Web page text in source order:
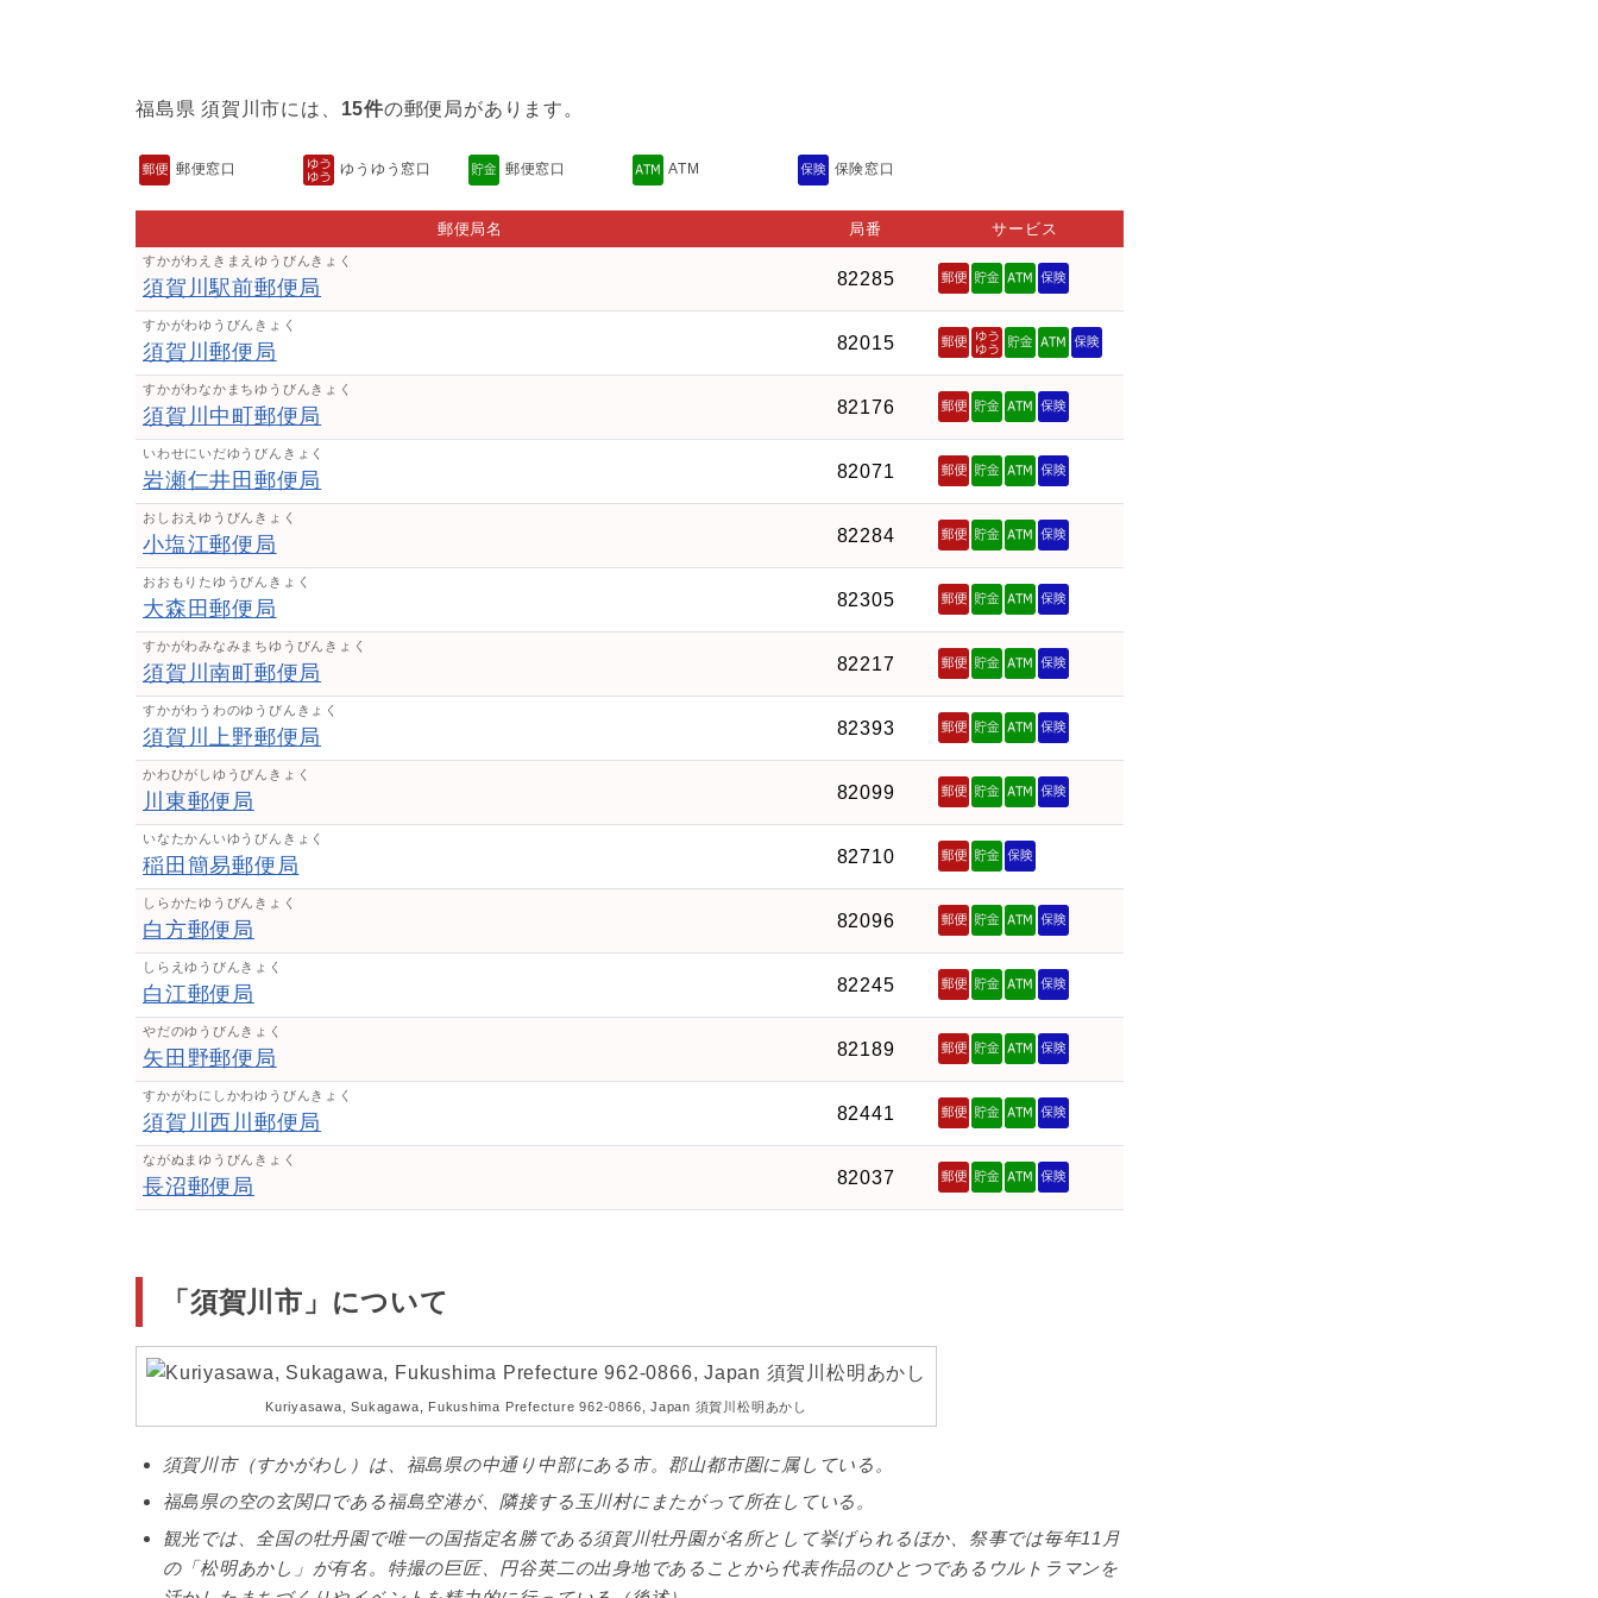
福島県 須賀川市には、 15件の郵便局があります。
郵便窓口 ゆうゆう窓口 郵便窓口 ATM 保険窓口
郵便局名 局番 サービス
すかがわえきまえゆうびんきょく
須賀川駅前郵便局 82285
すかがわゆうびんきょく
須賀川郵便局 82015
すかがわなかまちゆうびんきょく
須賀川中町郵便局 82176
いわせにいだゆうびんきょく
岩瀬仁井田郵便局 82071
おしおえゆうびんきょく
小塩江郵便局 82284
おおもりたゆうびんきょく
大森田郵便局 82305
すかがわみなみまちゆうびんきょく
須賀川南町郵便局 82217
すかがわうわのゆうびんきょく
須賀川上野郵便局 82393
かわひがしゆうびんきょく
川東郵便局 82099
いなたかんいゆうびんきょく
稲田簡易郵便局 82710
しらかたゆうびんきょく
白方郵便局 82096
しらえゆうびんきょく
白江郵便局 82245
やだのゆうびんきょく
矢田野郵便局 82189
すかがわにしかわゆうびんきょく
須賀川西川郵便局 82441
ながぬまゆうびんきょく
長沼郵便局 82037
「須賀川市」について
Kuriyasawa, Sukagawa, Fukushima Prefecture 962-0866, Japan 須賀川松明あかし
須賀川市（すかがわし）は、福島県の中通り中部にある市。郡山都市圏に属している。
福島県の空の玄関口である福島空港が、隣接する玉川村にまたがって所在している。
観光では、全国の牡丹園で唯一の国指定名勝である須賀川牡丹園が名所として挙げられるほか、祭事では毎年11月
の「松明あかし」が有名。特撮の巨匠、円谷英二の出身地であることから代表作品のひとつであるウルトラマンを